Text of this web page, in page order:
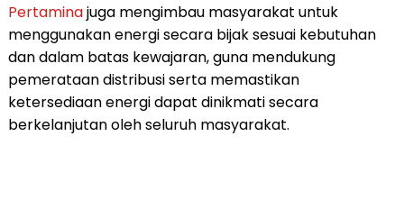
Pertaminajuga mengimbau masyarakat untuk
menggunakan energi secara bijak sesuai kebutuhan
dan dalam batas kewajaran, guna mendukung
pemerataan distribusi serta memastikan
ketersediaan energi dapat dinikmati secara
berkelanjutan oleh seluruh masyarakat.